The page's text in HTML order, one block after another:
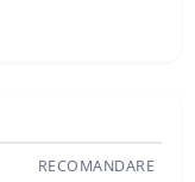
RECOMANDARE